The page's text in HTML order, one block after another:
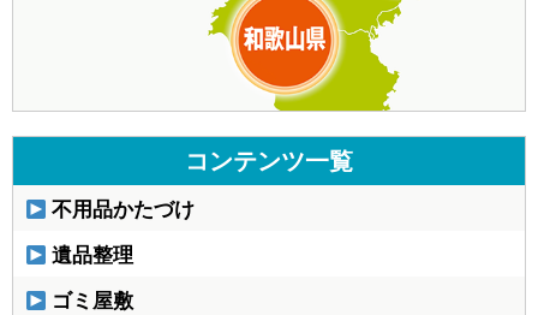
コンテンツ一覧
不用品かたづけ
遺品整理
ゴミ屋敷